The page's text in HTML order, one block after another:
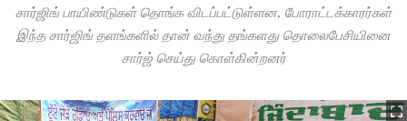
சார்ஜிங் பாயிண்டுகள் தொங்க விடப்பட்டுள்ளன. போராட்டக்காரர்கள்
இந்த சார்ஜிங் தளங்களில் தான் வந்து தங்களது தொலைபேசியினை
சார்ஜ் செய்து கொள்கின்றனர்